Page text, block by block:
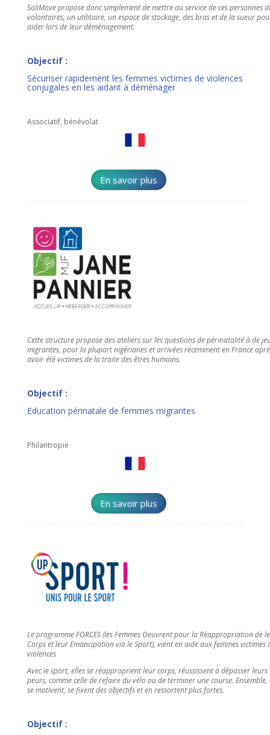
SoliMove propose donc simplement de mettre au service de ces personnes
volontaires, un utilitaire, un espace de stockage, des bras et de la sueur
aider lors de leur déménagement.
Objectif :
Sécuriser rapidement les femmes victimes de violences
conjugales en les aidant à déménager
Associatif, bénévolat
En savoir plus
Cette structure propose des ateliers sur les questions de périnatalité à de
migrantes, pour la plupart nigérianes et arrivées récemment en France
avoir été victimes de la traite des êtres humains.
Objectif :
Education périnatale de femmes migrantes
Philantropie
En savoir plus
Le programme FORCES (les Femmes Oeuvrent pour la Réappropriation de
Corps et leur Emancipation via le Sport), vient en aide aux femmes victimes
violences
Avec le sport, elles se réapproprient leur corps, réussissent à dépasser leurs
peurs, comme celle de refaire du vélo ou de terminer une course. Ensemble,
se motivent, se fixent des objectifs et en ressortent plus fortes.
Objectif :